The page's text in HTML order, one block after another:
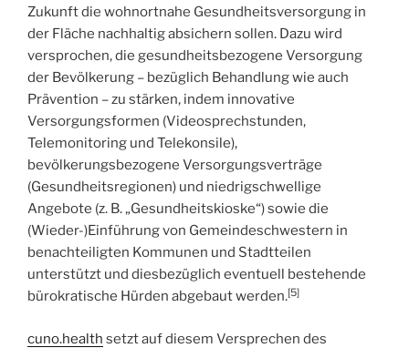
Zukunft die wohnortnahe Gesundheitsversorgung in
der Fläche nachhaltig absichern sollen. Dazu wird
versprochen, die gesundheitsbezogene Versorgung
der Bevölkerung – bezüglich Behandlung wie auch
Prävention – zu stärken, indem innovative
Versorgungsformen (Videosprechstunden,
Telemonitoring und Telekonsile),
bevölkerungsbezogene Versorgungsverträge
(Gesundheitsregionen) und niedrigschwellige
Angebote (z. B. „Gesundheitskioske“) sowie die
(Wieder-)Einführung von Gemeindeschwestern in
benachteiligten Kommunen und Stadtteilen
unterstützt und diesbezüglich eventuell bestehende
bürokratische Hürden abgebaut werden.[5]
cuno.health setzt auf diesem Versprechen des